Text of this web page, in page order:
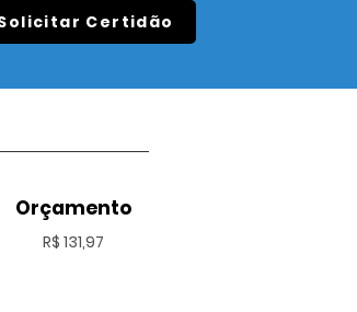
Certidão
Orçamento
R$ 131,97